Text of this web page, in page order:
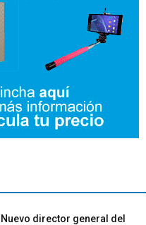
Nuevo director general del